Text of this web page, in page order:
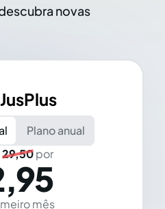
novas
JusPlus
Plano anual
29,50por
mês